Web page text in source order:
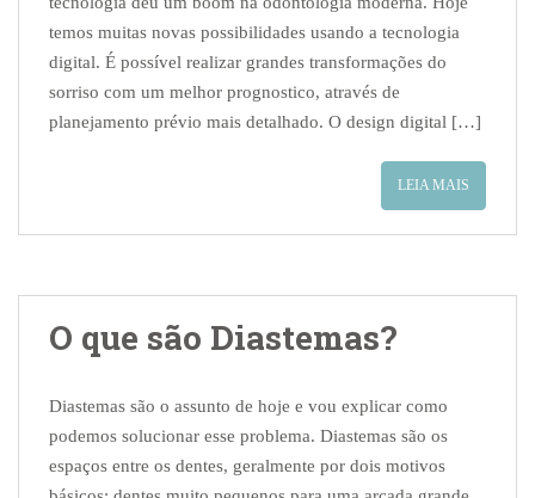
temos muitas novas possibilidades usando a tecnologia
digital. É possível realizar grandes transformações do
sorriso com um melhor prognostico, através de
planejamento prévio mais detalhado. O design digital […]
LEIA MAIS
O que são Diastemas?
Diastemas são o assunto de hoje e vou explicar como
podemos solucionar esse problema. Diastemas são os
espaços entre os dentes, geralmente por dois motivos